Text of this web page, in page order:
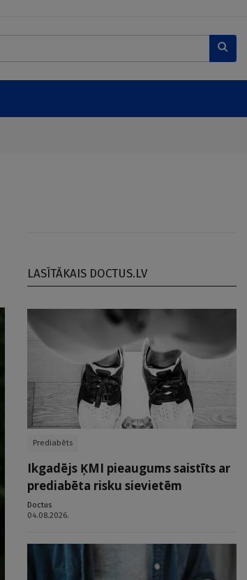
LASĪTĀKAIS DOCTUS.LV
Prediabēts
Ikgadējs ĶMI pieaugums saistīts ar
prediabēta risku sievietēm
Doctus
04.08.2026.